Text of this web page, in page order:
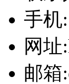
手机
网址
邮箱